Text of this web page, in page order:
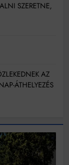
SZERETNE,
AZ
ÁTHELYEZÉS